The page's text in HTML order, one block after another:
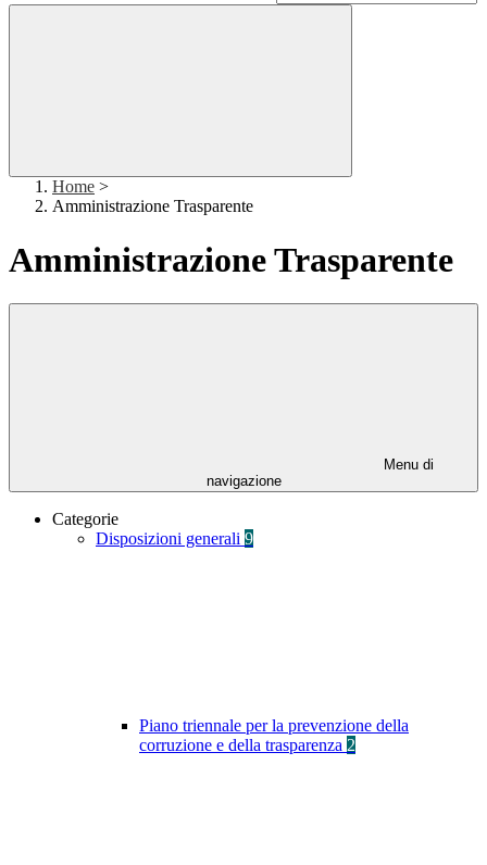
Home >
Amministrazione Trasparente
Amministrazione Trasparente
Menu di
navigazione
Categorie
Disposizioni generali 9
Piano triennale per la prevenzione della
corruzione e della trasparenza 2